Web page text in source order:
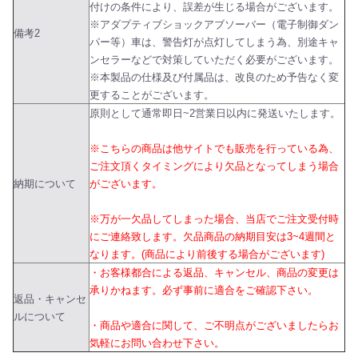
備考2
付けの条件により、誤差が生じる場合がございます。
※アダプティブショックアブソーバー（電子制御ダン
パー等）車は、警告灯が点灯してしまう為、別途キャ
ンセラーなどで対策していただく必要がございます。
※本製品の仕様及び付属品は、改良のため予告なく変
更することがございます。
納期について
原則として通常即日~2営業日以内に発送いたします。
※こちらの商品は他サイトでも販売を行っている為、
ご注文頂くタイミングにより欠品となってしまう場合
がございます。
※万が一欠品してしまった場合、当店でご注文受付時
にご連絡致します。欠品商品の納期目安は3~4週間と
なります。(商品により前後する場合がございます)
返品・キャンセ
ルについて
・お客様都合による返品、キャンセル、商品の変更は
承りかねます。必ず事前に適合をご確認下さい。
・商品や適合に関して、ご不明点がございましたらお
気軽にお問い合わせ下さい。